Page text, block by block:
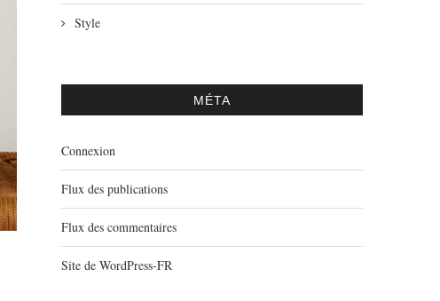
Style
MÉTA
Connexion
Flux des publications
Flux des commentaires
Site de WordPress-FR